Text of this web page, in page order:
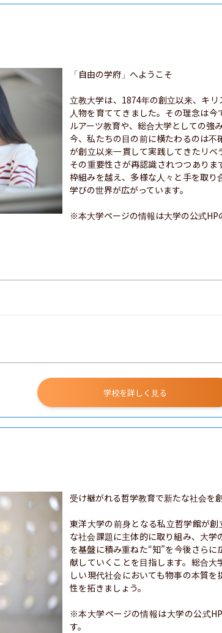
「自由の学府」へようこそ
立教大学は、1874年の創立以来、キ
人物を育ててきました。その理念は
ルアーツ教育や、総合大学としての強
今、私たちの目の前に横たわるのは
が創立以来一貫して実践してきたリ
その重要性さが再認識されつつありま
枠組みを越え、多様な人々と手を取
学びの世界が広がっています。
※本大学ページの情報は大学の公式
学校を詳しく見る
受け継がれる哲学教育で新たな社会を
東洋大学の前身となる私立哲学館が
な社会課題に主体的に取り組み、大
を基盤に積み重ねた“知”を今後さら
献していくことを目指します。総合
しい現代社会においても物事の本質
性を拓きましょう。
※本大学ページの情報は大学の公式
す。